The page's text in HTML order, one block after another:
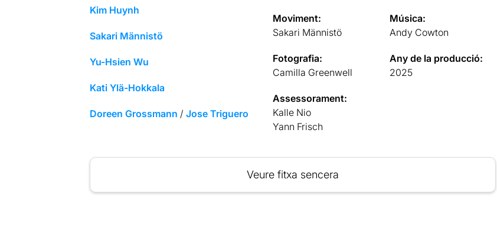
Kim Huynh
Sakari Männistö
Yu-Hsien Wu
Kati Ylä-Hokkala
Doreen Grossmann / Jose Triguero
Moviment:
Sakari Männistö
Música:
Andy Cowton
Fotografia:
Camilla Greenwell
Any de la producció:
2025
Assessorament:
Kalle Nio
Yann Frisch
Veure fitxa sencera